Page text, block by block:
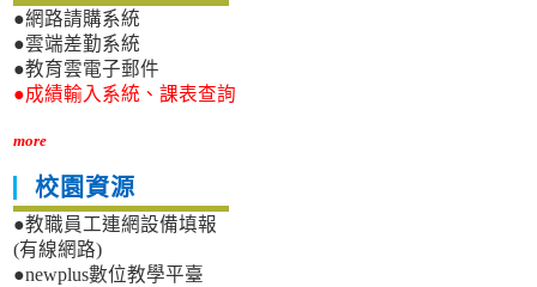
●網路請購系統
●雲端差勤系統
●教育雲電子郵件
●成績輸入系統、課表查詢
more
校園資源
●教職員工連網設備填報
(有線網路)
●newplus數位教學平臺